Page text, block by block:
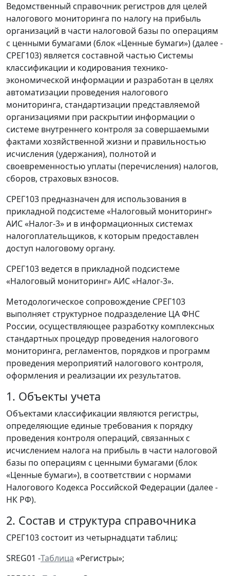
Ведомственный справочник регистров для целей
налогового мониторинга по налогу на прибыль
организаций в части налоговой базы по операциям
с ценными бумагами (блок «Ценные бумаги») (далее -
СРЕГ103) является составной частью Системы
классификации и кодирования технико-
экономической информации и разработан в целях
автоматизации проведения налогового
мониторинга, стандартизации представляемой
организациями при раскрытии информации о
системе внутреннего контроля за совершаемыми
фактами хозяйственной жизни и правильностью
исчисления (удержания), полнотой и
своевременностью уплаты (перечисления) налогов,
сборов, страховых взносов.
СРЕГ103 предназначен для использования в
прикладной подсистеме «Налоговый мониторинг»
АИС «Налог-3» и в информационных системах
налогоплательщиков, к которым предоставлен
доступ налоговому органу.
СРЕГ103 ведется в прикладной подсистеме
«Налоговый мониторинг» АИС «Налог-3».
Методологическое сопровождение СРЕГ103
выполняет структурное подразделение ЦА ФНС
России, осуществляющее разработку комплексных
стандартных процедур проведения налогового
мониторинга, регламентов, порядков и программ
проведения мероприятий налогового контроля,
оформления и реализации их результатов.
1. Объекты учета
Объектами классификации являются регистры,
определяющие единые требования к порядку
проведения контроля операций, связанных с
исчислением налога на прибыль в части налоговой
базы по операциям с ценными бумагами (блок
«Ценные бумаги»), в соответствии с нормами
Налогового Кодекса Российской Федерации (далее -
НК РФ).
2. Состав и структура справочника
СРЕГ103 состоит из четырнадцати таблиц:
SREG01 -Таблица «Регистры»;